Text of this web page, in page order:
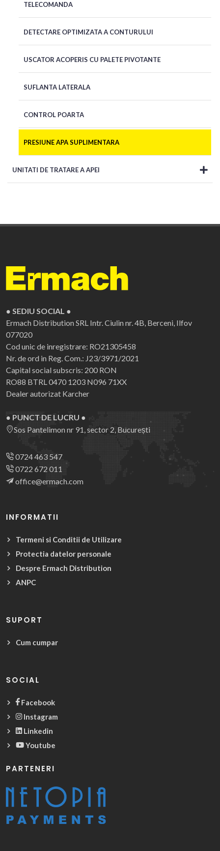
TELECOMANDA
DETECTARE OPTIMIZATA A CONTURULUI
USCATOR ACOPERIS CU PALETE PIVOTANTE
SUFLANTA LATERALA
CONTROL POARTA
PRESIUNE APA SUPLIMENTARA
UNITATI DE TRATARE A APEI
● SEDIU SOCIAL ●
Ermach Distribution SRL Intr. Ciulin nr. 4B, Berceni, Ilfov
077020
Cod unic de inregistrare: RO21305458
Nr. de ord in Reg. Com.: J23/3971/2021
Capital social subscris: 200 RON
RO88 BTRL 0470 1203 N096 71XX
Dealer autorizat Karcher
● PUNCT DE LUCRU ●
Sos Pantelimon nr 91, sector 2, București
0724 463 547
0722 672 011
office@ermach.com
INFORMATII
Termeni si Conditii de Utilizare
Protectia datelor personale
Despre Ermach Distribution
ANPC
SUPORT
Cum cumpar
SOCIAL
Facebook
Instagram
Linkedin
Youtube
PARTENERI